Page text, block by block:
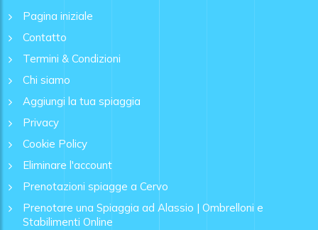
Pagina iniziale
Contatto
Termini & Condizioni
Chi siamo
Aggiungi la tua spiaggia
Privacy
Cookie Policy
Eliminare l'account
Prenotazioni spiagge a Cervo
Prenotare una Spiaggia ad Alassio | Ombrelloni e
Stabilimenti Online